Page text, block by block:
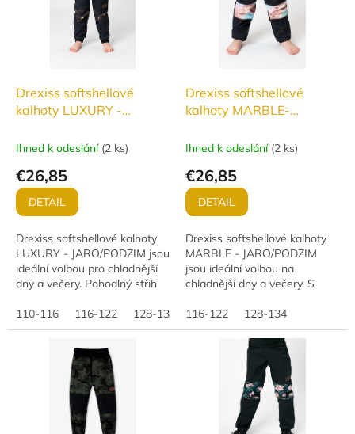
Drexiss softshellové
kalhoty LUXURY -
Ihned k odeslání (2 ks)
€26,85
DETAIL
Drexiss softshellové kalhoty
LUXURY - JARO/PODZIM jsou
ideální volbou pro chladnější
dny a večery. Pohodlný střih
funkční materiál s vodním
sloupcem...
110-116 116-122 128-134
Drexiss softshellové
kalhoty MARBLE-
Ihned k odeslání (2 ks)
€26,85
DETAIL
Drexiss softshellové kalhoty
MARBLE - JARO/PODZIM
jsou ideální volbou na
chladnější dny a večery. S
nepromokavým, větruodolným
a paropropustným
materiálem...
116-122 128-134